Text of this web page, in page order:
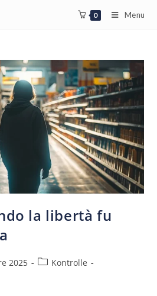
0 Menu
la libertà fu
2025
Kontrolle